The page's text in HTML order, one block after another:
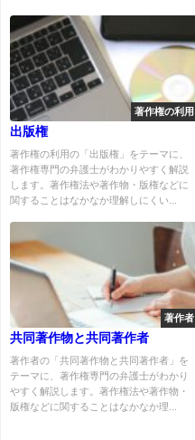
著作権の利用
出版権
著作権の利用の「出版権」をテーマに、
著作権専門の弁護士がわかりやすく解説
します。著作権法や著作物・版権などに
関することはなかなか理解しにくい...
著作者
共同著作物と共同著作者
著作者の「共同著作物と共同著作者」を
テーマに、著作権専門の弁護士がわかり
やすく解説します。著作権法や著作物・
版権などに関することはなかなか理...